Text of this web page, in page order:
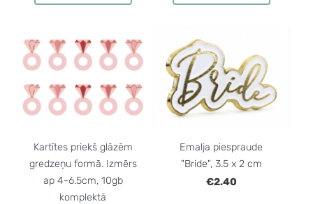
Kartītes priekš glāzēm
gredzeņu formā. Izmērs
ap 4-6.5cm, 10gb
komplektā
Emalja piespraude
"Bride", 3.5 x 2 cm
€2.40